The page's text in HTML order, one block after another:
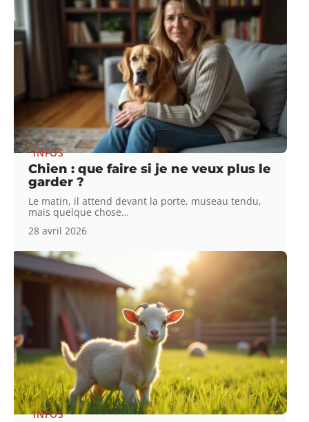
INFOS
Chien : que faire si je ne veux plus le
garder ?
Le matin, il attend devant la porte, museau tendu,
mais quelque chose…
28 avril 2026
INFOS